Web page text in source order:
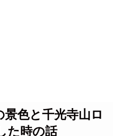
色と千光寺山ロ
た時の話